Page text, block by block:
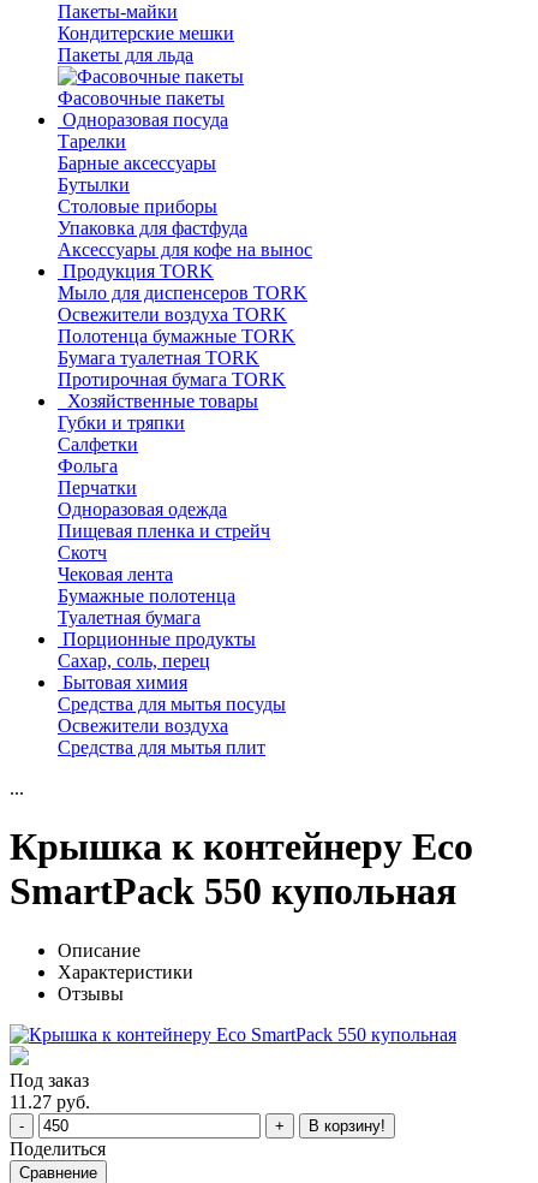
Пакеты-майки
Кондитерские мешки
Пакеты для льда
Фасовочные пакеты
Одноразовая посуда
Тарелки
Барные аксессуары
Бутылки
Столовые приборы
Упаковка для фастфуда
Аксессуары для кофе на вынос
Продукция TORK
Мыло для диспенсеров TORK
Освежители воздуха TORK
Полотенца бумажные TORK
Бумага туалетная TORK
Протирочная бумага TORK
Хозяйственные товары
Губки и тряпки
Салфетки
Фольга
Перчатки
Одноразовая одежда
Пищевая пленка и стрейч
Скотч
Чековая лента
Бумажные полотенца
Туалетная бумага
Порционные продукты
Сахар, соль, перец
Бытовая химия
Средства для мытья посуды
Освежители воздуха
Средства для мытья плит
...
Крышка к контейнеру Eco
SmartPack 550 купольная
Описание
Характеристики
Отзывы
Под заказ
11.27 руб.
В корзину!
Поделиться
Сравнение